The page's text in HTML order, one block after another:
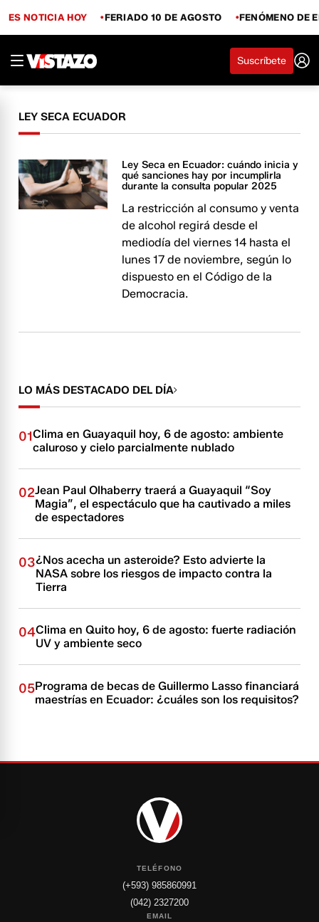
ES NOTICIA HOY FERIADO 10 DE AGOSTO FENÓMENO DE
Suscríbete
LEY SECA ECUADOR
Ley Seca en Ecuador: cuándo inicia y
qué sanciones hay por incumplirla
durante la consulta popular 2025
La restricción al consumo y venta
de alcohol regirá desde el
mediodía del viernes 14 hasta el
lunes 17 de noviembre, según lo
dispuesto en el Código de la
Democracia.
LO MÁS DESTACADO DEL DÍA
01Clima en Guayaquil hoy, 6 de agosto: ambiente
caluroso y cielo parcialmente nublado
02Jean Paul Olhaberry traerá a Guayaquil “Soy
Magia”, el espectáculo que ha cautivado a miles
de espectadores
03¿Nos acecha un asteroide? Esto advierte la
NASA sobre los riesgos de impacto contra la
Tierra
04Clima en Quito hoy, 6 de agosto: fuerte radiación
UV y ambiente seco
05Programa de becas de Guillermo Lasso financiará
maestrías en Ecuador: ¿cuáles son los requisitos?
TELÉFONO
(+593) 985860991
(042) 2327200
EMAIL